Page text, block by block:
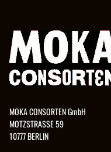
MOKA CONSORTEN GmbH
MOTZSTRASSE 59
10777 BERLIN